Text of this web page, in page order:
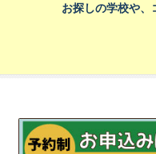
お探しの学校や、